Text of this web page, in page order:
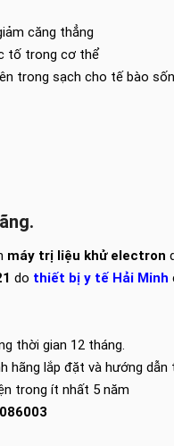
căng thẳng​
tố trong cơ thể​
trong sạch cho tế bào
máy trị liệu khử electron
do thiết bị y tế Hải Minh
thời gian 12 tháng.
hãng lắp đặt và hướng dẫn
trong ít nhất 5 năm